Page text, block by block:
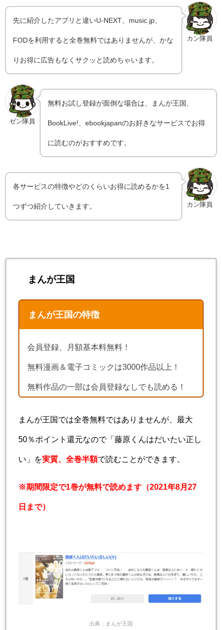
カン隊員
先に紹介したアプリと違いU-NEXT、music.jp、
FODを利用すると全巻無料ではありませんが、かな
りお得に広告もなくサクッと読めちゃいます。
ゼン隊員
無料お試し登録が面倒な場合は、まんが王国、
BookLive!、ebookjapanのお好きなサービスでお得
に読むのがおすすめです。
カン隊員
各サービスの特徴やどのくらいお得に読めるかを1
つずつ紹介していきます。
まんが王国
まんが王国の特徴
会員登録、月額基本料無料！
無料漫画＆電子コミックは3000作品以上！
無料作品の一部は会員登録なしでも読める！
まんが王国では全巻無料ではありませんが、最大
50％ポイント還元なので「藤原くんはだいたい正し
い」を実質、全巻半額で読むことができます。
※期間限定で1巻が無料で読めます（2021年8月27
日まで）
出典：まんが王国